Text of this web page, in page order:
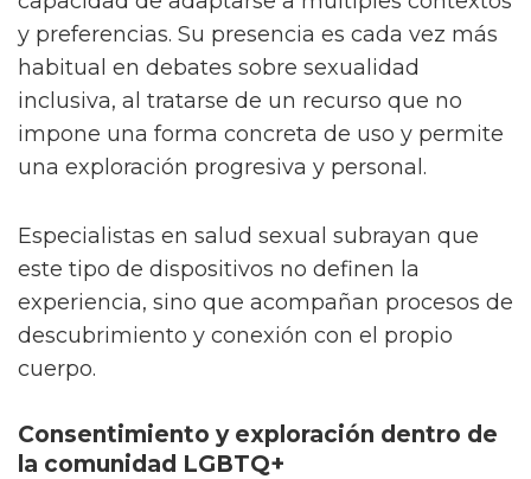
y preferencias. Su presencia es cada vez más
habitual en debates sobre sexualidad
inclusiva, al tratarse de un recurso que no
impone una forma concreta de uso y permite
una exploración progresiva y personal.
Especialistas en salud sexual subrayan que
este tipo de dispositivos no definen la
experiencia, sino que acompañan procesos de
descubrimiento y conexión con el propio
cuerpo.
Consentimiento y exploración dentro de
la comunidad LGBTQ+